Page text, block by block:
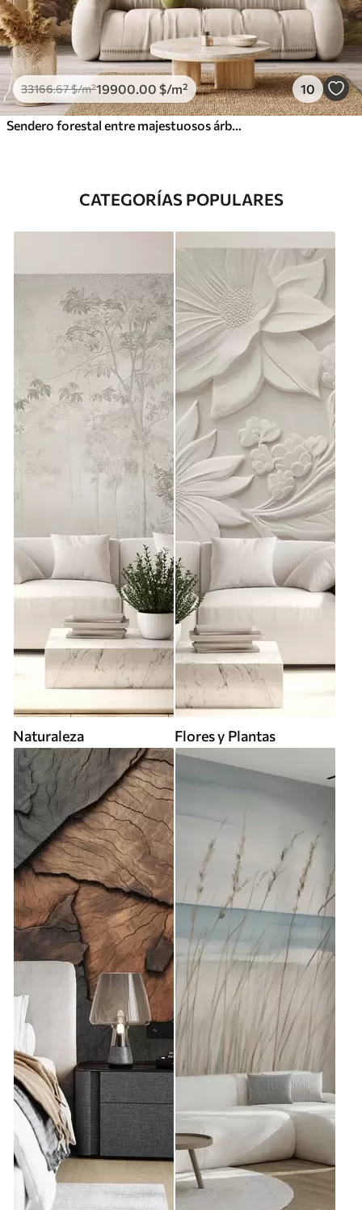
33166.67$/m²19900.00 $/m² 10
Sendero forestal entre majestuosos árboles en estilo acuarela
CATEGORÍAS POPULARES
Naturaleza Flores y Plantas